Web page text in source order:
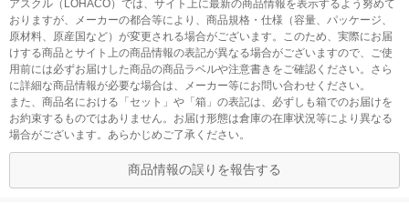
アスクル（LOHACO）では、サイト上に最新の商品情報を表示するよう努めて
おりますが、メーカーの都合等により、商品規格・仕様（容量、パッケージ、
原材料、原産国など）が変更される場合がございます。このため、実際にお届
けする商品とサイト上の商品情報の表記が異なる場合がございますので、ご使
用前には必ずお届けした商品の商品ラベルや注意書きをご確認ください。さら
に詳細な商品情報が必要な場合は、メーカー等にお問い合わせください。
また、商品名における「セット」や「箱」の表記は、必ずしも箱でのお届けを
お約束するものではありません。お届け形態は倉庫の在庫状況等により異なる
場合がございます。あらかじめご了承ください。
商品情報の誤りを報告する